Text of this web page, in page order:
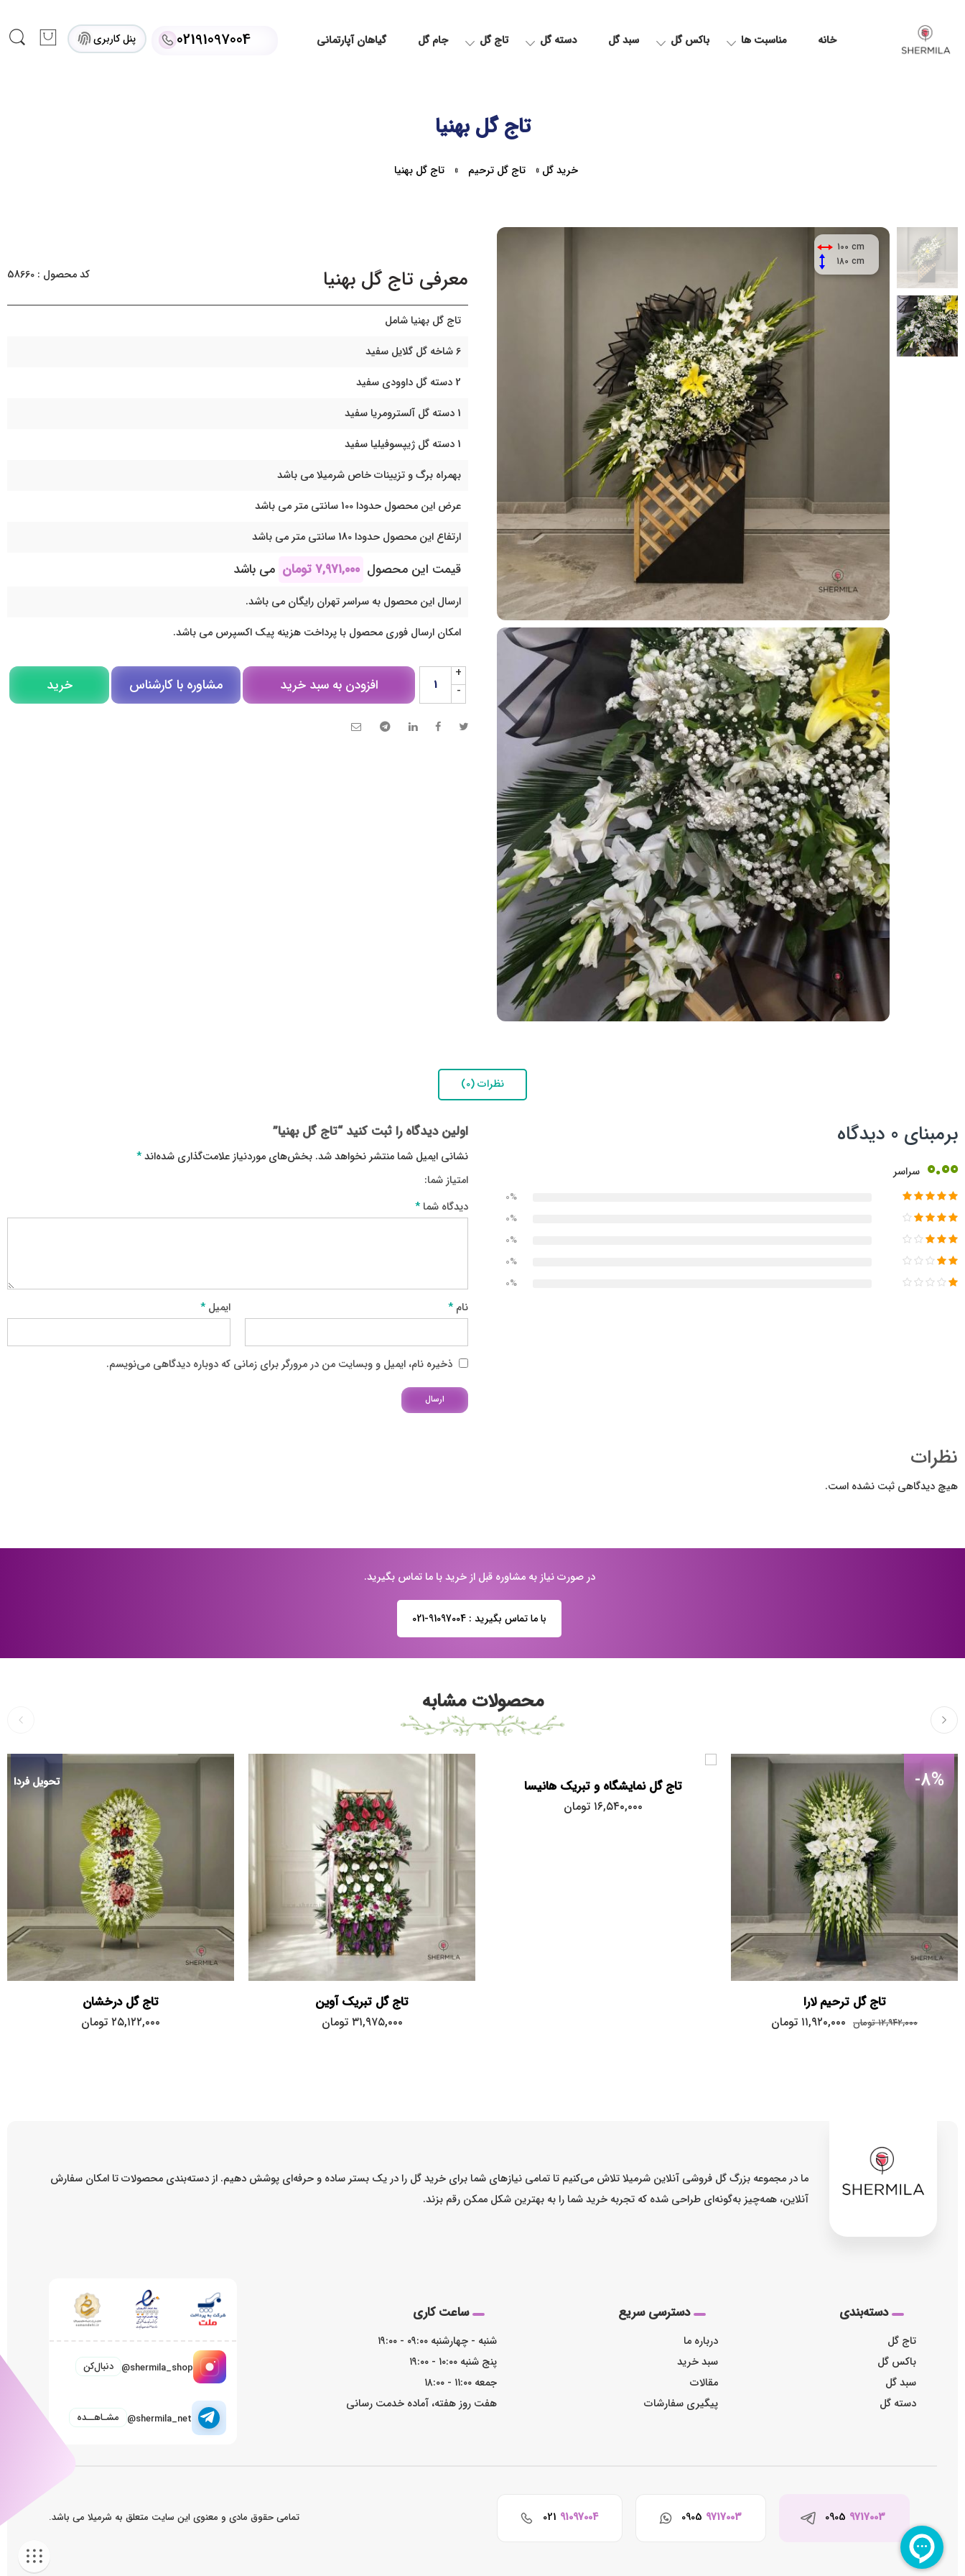
خانه مناسبت ها باکس گل سبد گل دسته گل تاج گل جام گل گیاهان آپارتمانی 02191097004 پنل کاربری
تاج گل بهنیا
خرید گل » تاج گل ترحیم » تاج گل بهنیا
100 cm
180 cm
معرفی تاج گل بهنیا کد محصول : 58660
تاج گل بهنیا شامل
6 شاخه گل گلایل سفید
2 دسته گل داوودی سفید
1 دسته گل آلسترومریا سفید
1 دسته گل ژیپسوفیلیا سفید
بهمراه برگ و تزیینات خاص شرمیلا می باشد
عرض این محصول حدودا 100 سانتی متر می باشد
ارتفاع این محصول حدودا 180 سانتی متر می باشد
قیمت این محصول ۷,۹۷۱,۰۰۰تومان می باشد
ارسال این محصول به سراسر تهران رایگان می باشد.
امکان ارسال فوری محصول با پرداخت هزینه پیک اکسپرس می باشد.
+
-
افزودن به سبد خرید مشاوره با کارشناس خرید
نظرات (0)
برمبنای 0 دیدگاه
0.00 سراسر
0%
0%
0%
0%
0%
اولین دیدگاه را ثبت کنید “تاج گل بهنیا”
نشانی ایمیل شما منتشر نخواهد شد. بخش‌های موردنیاز علامت‌گذاری شده‌اند*
امتیاز شما
دیدگاه شما *
نام * ایمیل *
ذخیره نام، ایمیل و وبسایت من در مرورگر برای زمانی که دوباره دیدگاهی می‌نویسم.
نظرات
هیچ دیدگاهی ثبت نشده است.
در صورت نیاز به مشاوره قبل از خرید با ما تماس بگیرید.
با ما تماس بگیرید : 91097004-021
محصولات مشابه
-8%
تاج گل ترحیم لارا
۱۲,۹۴۲,۰۰۰ تومان ۱۱,۹۲۰,۰۰۰ تومان
تاج گل نمایشگاه و تبریک هانیسا
۱۶,۵۴۰,۰۰۰ تومان
تاج گل تبریک آوین
۳۱,۹۷۵,۰۰۰ تومان
تحویل فردا
تاج گل درخشان
۲۵,۱۲۲,۰۰۰ تومان
ما در مجموعه بزرگ گل فروشی آنلاین شرمیلا تلاش می‌کنیم تا تمامی نیازهای شما برای خرید گل را در یک بستر ساده و حرفه‌ای پوشش دهیم. از دسته‌بندی محصولات تا امکان سفارش
آنلاین، همه‌چیز به‌گونه‌ای طراحی شده که تجربه خرید شما را به بهترین شکل ممکن رقم بزند.
دسته‌بندی
تاج گل
باکس گل
سبد گل
دسته گل
دسترسی سریع
درباره ما
سبد خرید
مقالات
پیگیری سفارشات
ساعت کاری
شنبه - چهارشنبه ۰۹:۰۰ - ۱۹:۰۰
پنج شنبه ۱۰:۰۰ - ۱۹:۰۰
جمعه ۱۱:۰۰ - ۱۸:۰۰
هفت روز هفته، آماده خدمت رسانی
@shermila_shop دنبال‌کن
@shermila_net مشـاهــده
0905 9717003
0905 9717003
021 91097004 تمامی حقوق مادی و معنوی این سایت متعلق به شرمیلا می باشد.